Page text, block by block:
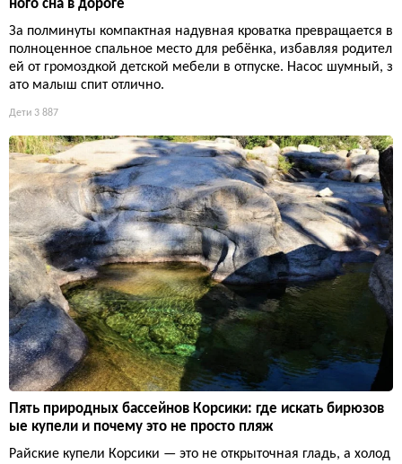
ного сна в дороге
За полминуты компактная надувная кроватка превращается в
полноценное спальное место для ребёнка, избавляя родител
ей от громоздкой детской мебели в отпуске. Насос шумный, з
ато малыш спит отлично.
Дети 3 887
Пять природных бассейнов Корсики: где искать бирюзов
ые купели и почему это не просто пляж
Райские купели Корсики — это не открыточная гладь, а холод